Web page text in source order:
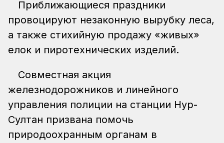
Приближающиеся праздники
провоцируют незаконную вырубку леса,
а также стихийную продажу «живых»
елок и пиротехнических изделий.
Совместная акция
железнодорожников и линейного
управления полиции на станции Нур-
Султан призвана помочь
природоохранным органам в